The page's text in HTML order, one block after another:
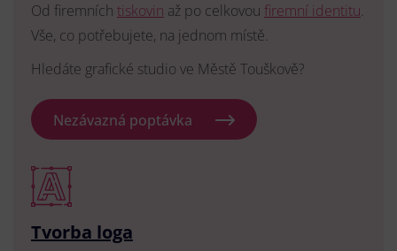
Od firemních tiskovin až po celkovou firemní identitu.
Vše, co potřebujete, na jednom místě.
Hledáte grafické studio ve Městě Touškově?
Nezávazná poptávka
Tvorba loga